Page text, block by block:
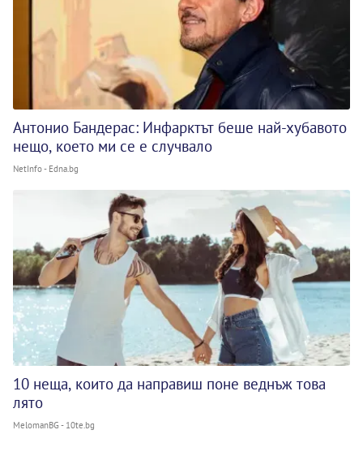
Антонио Бандерас: Инфарктът беше най-хубавото
нещо, което ми се е случвало
NetInfo - Edna.bg
10 неща, които да направиш поне веднъж това
лято
MelomanBG - 10te.bg